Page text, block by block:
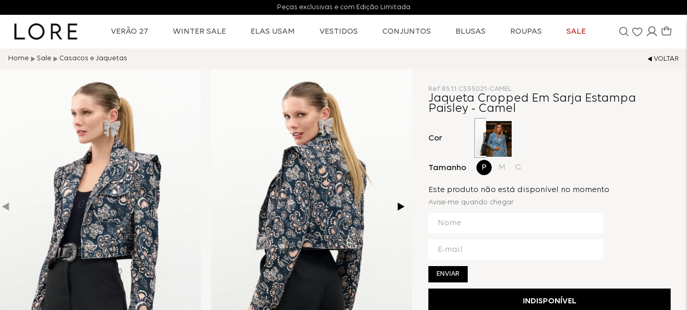
Peças exclusivas e com Edição Limitada
VERÃO 27 WINTER SALE ELAS USAM VESTIDOS CONJUNTOS BLUSAS ROUPAS SALE
Sale Casacos e Jaquetas
Ref.85.11.CS55021-CAMEL
Jaqueta Cropped Em Sarja Estampa
Paisley - Camel
Cor
Tamanho P M G
Este produto não está disponível no momento
ENVIAR
INDISPONÍVEL